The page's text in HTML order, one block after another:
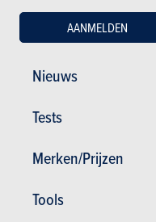
Nieuws
Tests
Merken/Prijzen
Tools
AANMELDEN
8.995 €
68 pk